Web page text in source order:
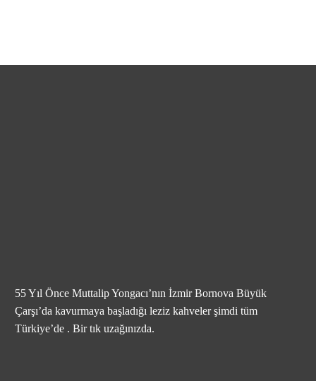
55 Yıl Önce Muttalip Yongacı’nın İzmir Bornova Büyük
Çarşı’da kavurmaya başladığı leziz kahveler şimdi tüm
Türkiye’de . Bir tık uzağınızda.